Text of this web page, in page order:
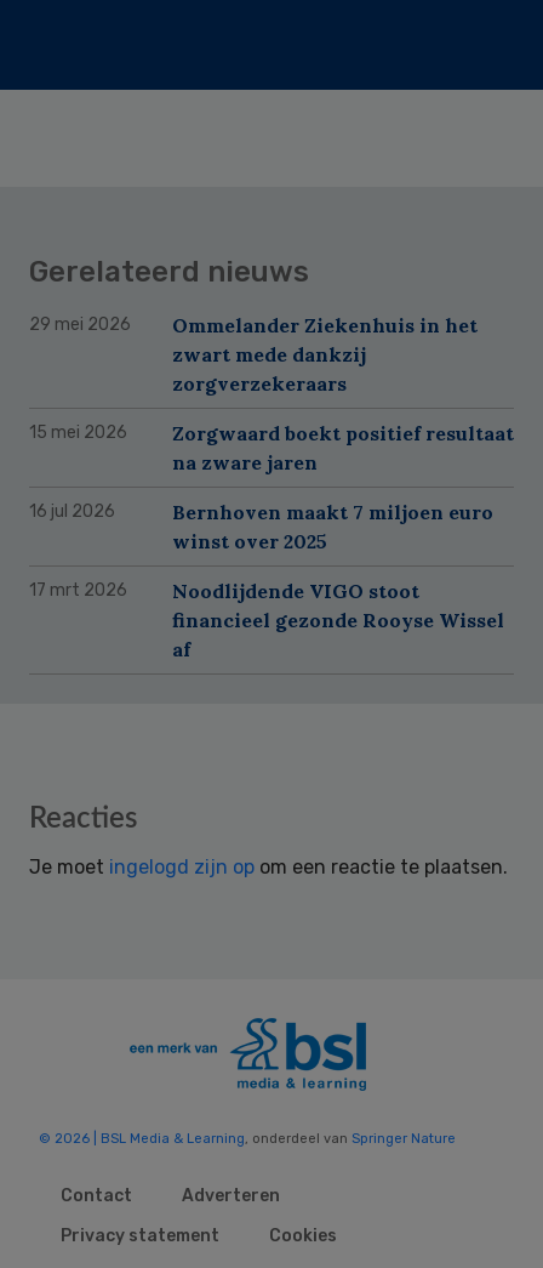
Gerelateerd nieuws
29 mei 2026
Ommelander Ziekenhuis in het
zwart mede dankzij
zorgverzekeraars
15 mei 2026
Zorgwaard boekt positief resultaat
na zware jaren
16 jul 2026
Bernhoven maakt 7 miljoen euro
winst over 2025
17 mrt 2026
Noodlijdende VIGO stoot
financieel gezonde Rooyse Wissel
af
Reader
Reacties
Je moet ingelogd zijn op om een reactie te plaatsen.
© 2026 | BSL Media & Learning, onderdeel van Springer Nature
Contact
Adverteren
Privacy statement
Cookies